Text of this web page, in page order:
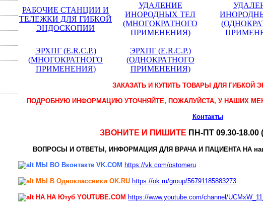
РАБОЧИЕ СТАНЦИИ И
ТЕЛЕЖКИ ДЛЯ ГИБКОЙ
ЭНДОСКОПИИ
УДАЛЕНИЕ
ИНОРОДНЫХ ТЕЛ
(МНОГОКРАТНОГО
ПРИМЕНЕНИЯ)
ЭРХПГ (E.R.C.P.)
(МНОГОКРАТНОГО
ПРИМЕНЕНИЯ)
ЭРХПГ (E.R.C.P.)
(ОДНОКРАТНОГО
ПРИМЕНЕНИЯ)
ЗАКАЗАТЬ И КУПИТЬ ТОВАРЫ ДЛЯ ГИБКОЙ
ПОДРОБНУЮ ИНФОРМАЦИЮ УТОЧНЯЙТЕ, ПОЖАЛУЙСТА, У НАШИХ
Контакты
ЗВОНИТЕ И ПИШИТЕ ПН-ПТ 09.30-18.00
ВОПРОСЫ И ОТВЕТЫ, ИНФОРМАЦИЯ ДЛЯ ВРАЧА И ПАЦИЕНТА НА
МЫ ВО Вконтакте VK.COM https://vk.com/ostomeru
МЫ В Одноклассники OK.RU https://ok.ru/group/56791185883273
НА НА Ютуб YOUTUBE.COM https://www.youtube.com/channel/